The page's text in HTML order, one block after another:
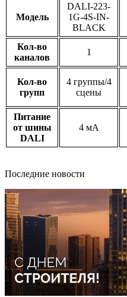
Модель
DALI-223-
1G-4S-IN-
BLACK
Кол-во
каналов
1
Кол-во
групп
4 группы/4
сцены
Питание
от шины
DALI
4 мА
Последние новости